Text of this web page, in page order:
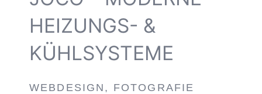
HEIZUNGS- &
KÜHLSYSTEME
WEBDESIGN, FOTOGRAFIE